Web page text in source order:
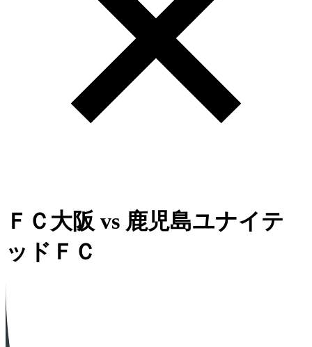
ＦＣ大阪 vs 鹿児島ユナイテ
ッドＦＣ